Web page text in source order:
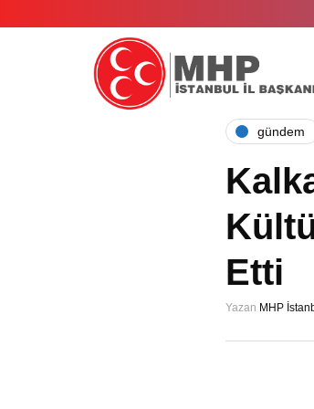
gündem
Etti
Yazan MHP